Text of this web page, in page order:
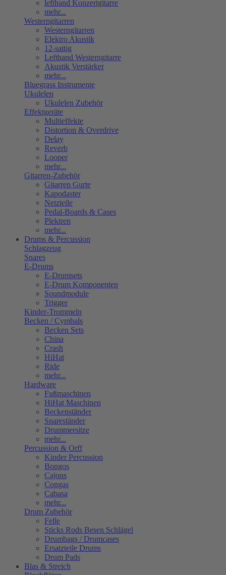
lefthand Konzertgitarre
mehr...
Westerngitarren
Westerngitarren
Elektro Akustik
12-saitig
Lefthand Westerngitarre
Akustik Verstärker
mehr...
Bluegrass Instrumente
Ukulelen
Ukulelen Zubehör
Effektgeräte
Multieffekte
Distortion & Overdrive
Delay
Reverb
Looper
mehr...
Gitarren-Zubehör
Gitarren Gurte
Kapodaster
Netzteile
Pedal-Boards & Cases
Plektren
mehr...
Drums & Percussion
Schlagzeug
Snares
E-Drums
E-Drumsets
E-Drum Komponenten
Soundmodule
Trigger
Kinder-Trommeln
Becken / Cymbals
Becken Sets
China
Crash
HiHat
Ride
mehr...
Hardware
Fußmaschinen
HiHat Maschinen
Beckenständer
Snareständer
Drummersitze
mehr...
Percussion & Orff
Kinder Percussion
Bongos
Cajons
Congas
Cabasa
mehr...
Drum Zubehör
Felle
Sticks Rods Besen Schlägel
Drumbags / Drumcases
Ersatzteile Drums
Drum Pads
Blas & Streich